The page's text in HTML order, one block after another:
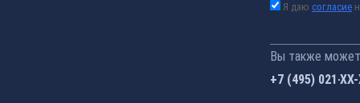
Я даю согласие
Вы также
+7 (495) 021-